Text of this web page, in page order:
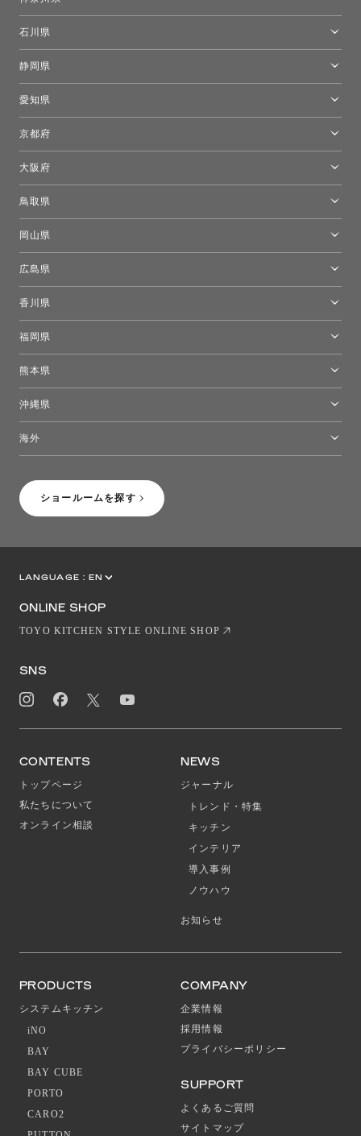
ショールームを探す
モーイ東京
キーブー東京
FLOS｜フロスデザインスペース青山
石川県
静岡県
愛知県
京都府
大阪府
鳥取県
岡山県
広島県
香川県
福岡県
熊本県
沖縄県
海外
LANGUAGE : EN
ONLINE SHOP
TOYO KITCHEN STYLE ONLINE SHOP
SNS
CONTENTS
トップページ
私たちについて
オンライン相談
NEWS
ジャーナル
トレンド・特集
キッチン
インテリア
導入事例
ノウハウ
お知らせ
PRODUCTS
システムキッチン
iNO
BAY
BAY CUBE
PORTO
CARO2
COMPANY
企業情報
採用情報
プライバシーポリシー
SUPPORT
よくあるご質問
サイトマップ